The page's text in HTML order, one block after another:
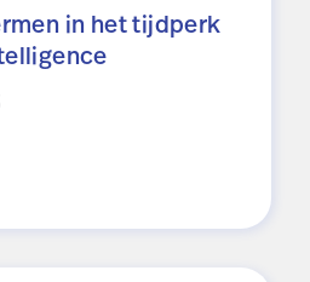
in het tijdperk